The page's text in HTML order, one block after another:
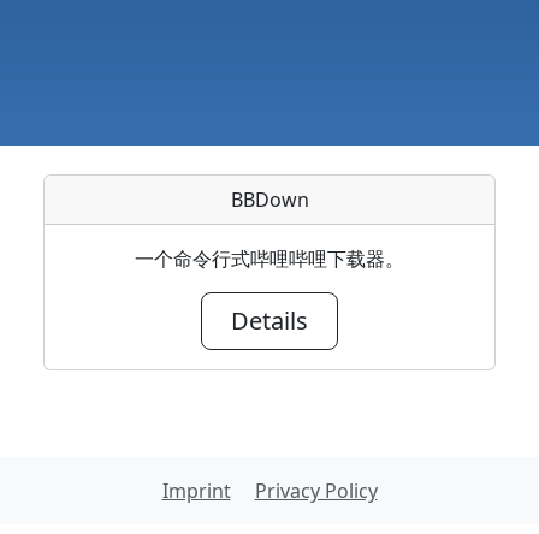
BBDown
一个命令行式哔哩哔哩下载器。
Details
Imprint Privacy Policy